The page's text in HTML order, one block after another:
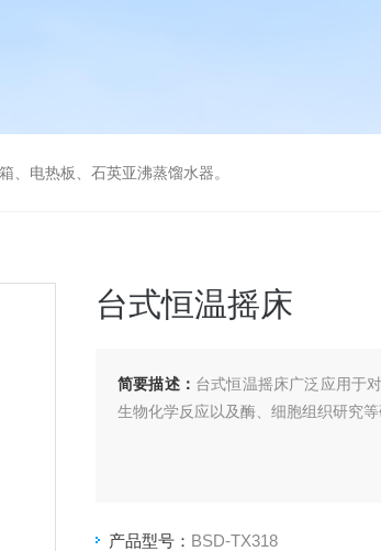
、电热板、石英亚沸蒸馏水器。
台式恒温摇床
简要描述： 台式恒温摇床广泛应用于
生物化学反应以及酶、细胞组织研究
产品型号： BSD-TX318